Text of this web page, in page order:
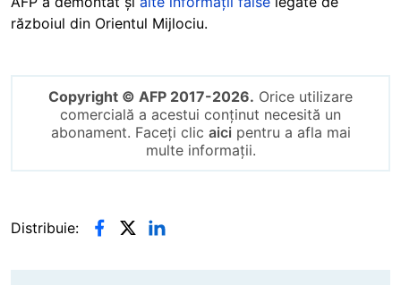
războiul din Orientul Mijlociu.
Copyright © AFP 2017-2026. Orice utilizare
comercială a acestui conținut necesită un
abonament. Faceți clic aici pentru a afla mai
multe informații.
Distribuie: